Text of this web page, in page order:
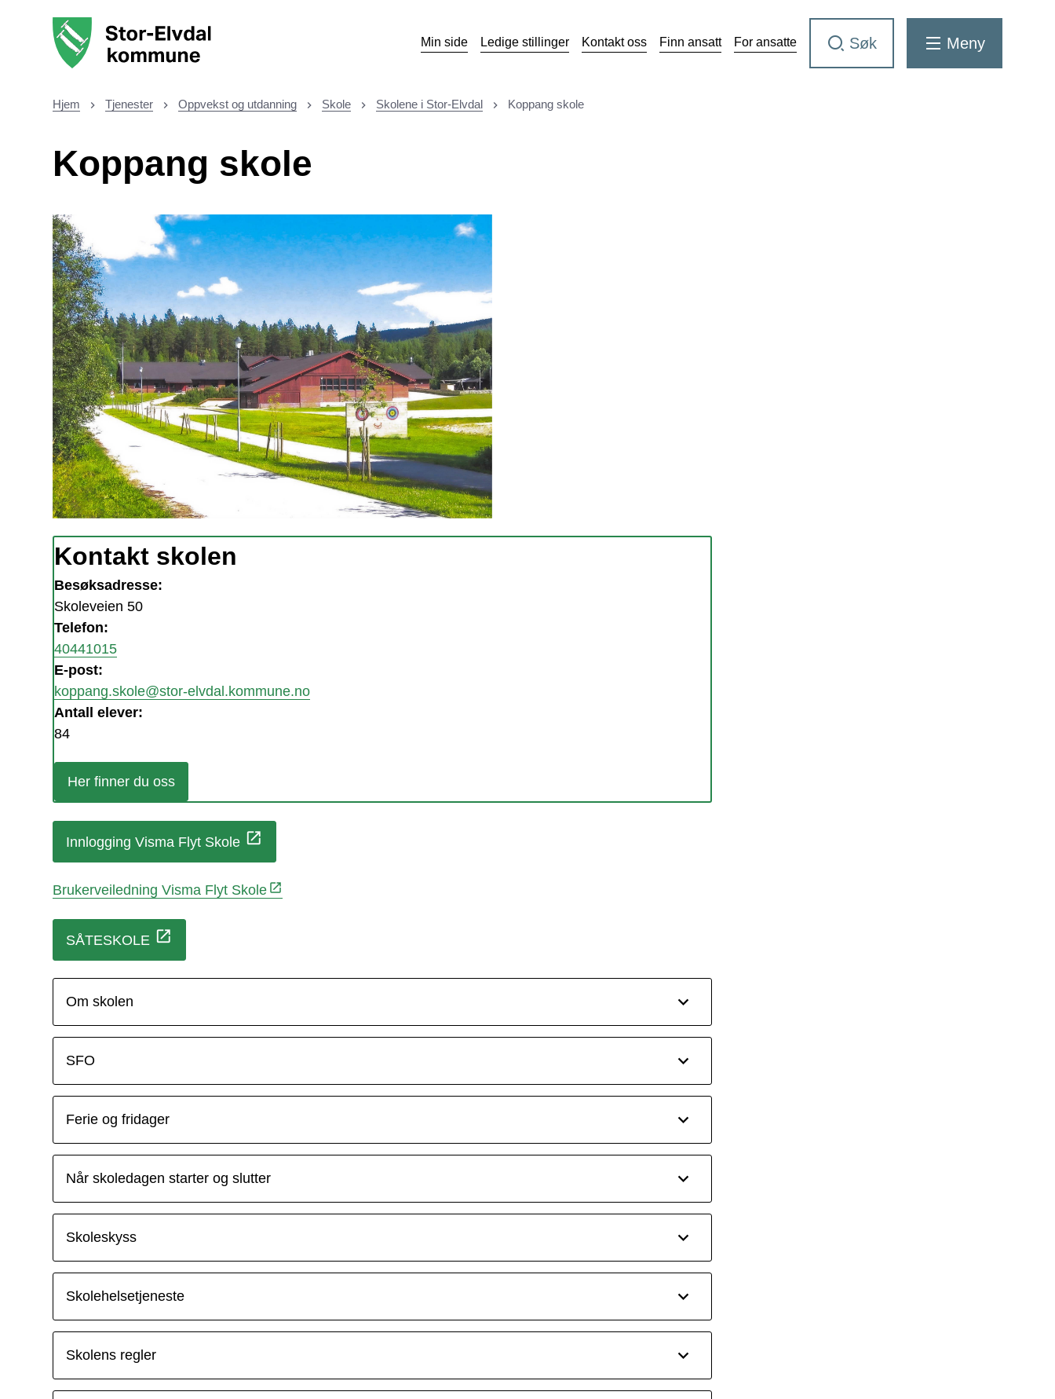
Stor-Elvdal kommune
Min side
Ledige stillinger Kontakt oss Finn ansatt For ansatte Søk Meny
Du er her:
Hjem Tjenester Oppvekst og utdanning Skole Skolene i Stor-Elvdal Koppang skole
Koppang skole
Kontakt skolen
Besøksadresse:
Skoleveien 50
Telefon:
40441015
E-post:
koppang.skole@stor-elvdal.kommune.no
Antall elever:
84
Her finner du oss
Innlogging Visma Flyt Skole
Brukerveiledning Visma Flyt Skole
SÅTESKOLE
Om skolen
SFO
Ferie og fridager
Når skoledagen starter og slutter
Skoleskyss
Skolehelsetjeneste
Skolens regler